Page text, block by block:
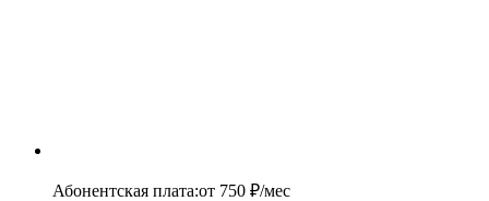
Абонентская плата:от 750 ₽/мес